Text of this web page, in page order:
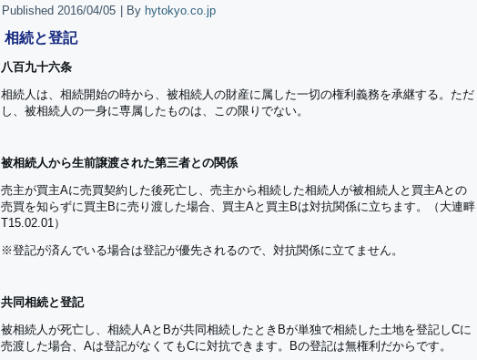
Published 2016/04/05 By hytokyo.co.jp
相続と登記
八百九十六条
相続人は、相続開始の時から、被相続人の財産に属した一切の権利義務を承継する。ただ
し、被相続人の一身に専属したものは、この限りでない。
被相続人から生前譲渡された第三者との関係
売主が買主Aに売買契約した後死亡し、売主から相続した相続人が被相続人と買主Aとの
売買を知らずに買主Bに売り渡した場合、買主Aと買主Bは対抗関係に立ちます。（大連畔
T15.02.01）
※登記が済んでいる場合は登記が優先されるので、対抗関係に立てません。
共同相続と登記
被相続人が死亡し、相続人AとBが共同相続したときBが単独で相続した土地を登記しCに
売渡した場合、Aは登記がなくてもCに対抗できます。Bの登記は無権利だからです。